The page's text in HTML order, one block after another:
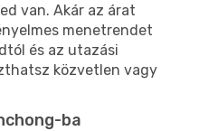
van. Akár az árat
menetrendet
és az utazási
közvetlen vagy
ba